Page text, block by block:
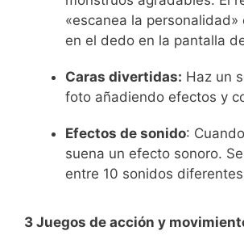
«escanea la personalidad»
en el dedo en la pantalla
Caras divertidas: Haz un
foto añadiendo efectos y
Efectos de sonido:
suena un efecto sonoro.
entre 10 sonidos
3 Juegos de acción y